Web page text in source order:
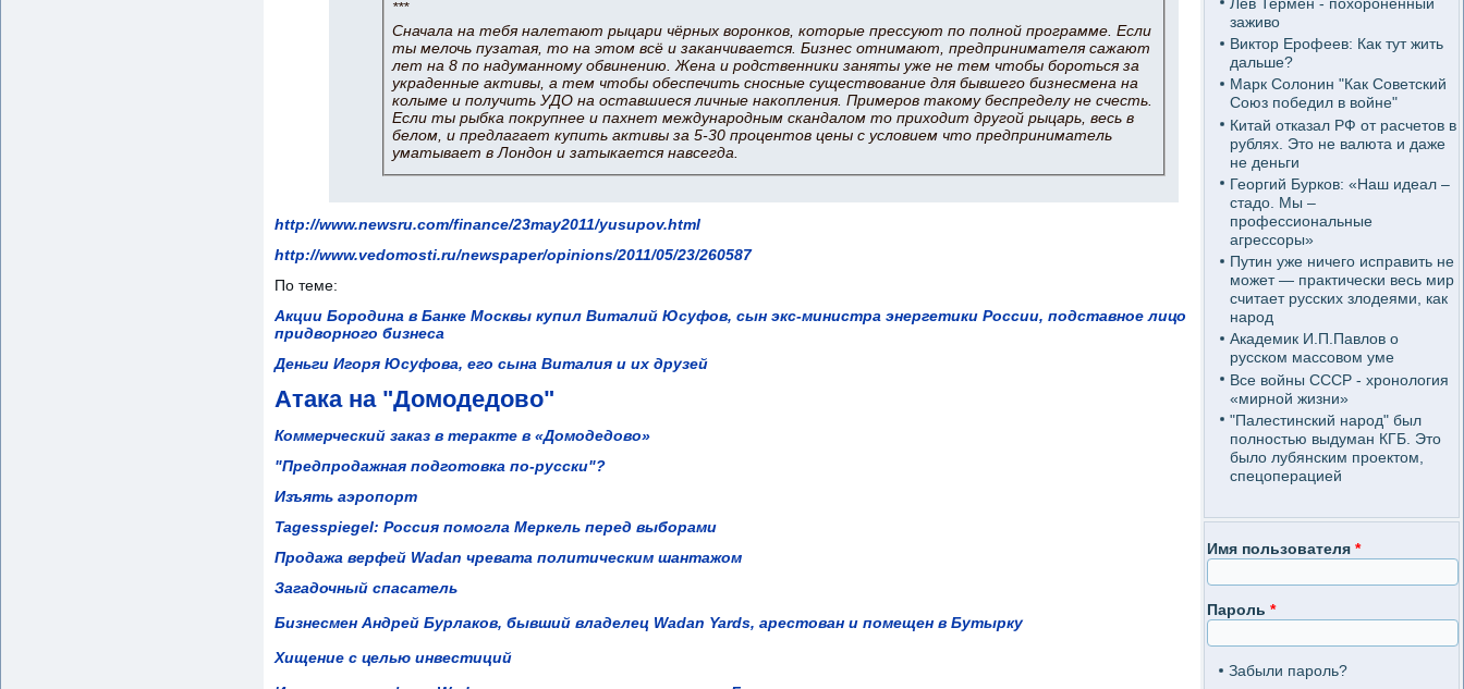
***
Сначала на тебя налетают рыцари чёрных воронков, которые прессуют по полной программе. Если
ты мелочь пузатая, то на этом всё и заканчивается. Бизнес отнимают, предпринимателя сажают
лет на 8 по надуманному обвинению. Жена и родственники заняты уже не тем чтобы бороться за
украденные активы, а тем чтобы обеспечить сносные существование для бывшего бизнесмена на
колыме и получить УДО на оставшиеся личные накопления. Примеров такому беспределу не счесть.
Если ты рыбка покрупнее и пахнет международным скандалом то приходит другой рыцарь, весь в
белом, и предлагает купить активы за 5-30 процентов цены с условием что предприниматель
уматывает в Лондон и затыкается навсегда.
http://www.newsru.com/finance/23may2011/yusupov.html
http://www.vedomosti.ru/newspaper/opinions/2011/05/23/260587
По теме:
Акции Бородина в Банке Москвы купил Виталий Юсуфов, сын экс-министра энергетики России, подставное лицо
придворного бизнеса
Деньги Игоря Юсуфова, его сына Виталия и их друзей
Атака на "Домодедово"
Коммерческий заказ в теракте в «Домодедово»
"Предпродажная подготовка по-русски"?
Изъять аэропорт
Tagesspiegel: Россия помогла Меркель перед выборами
Продажа верфей Wadan чревата политическим шантажом
Загадочный спасатель
Бизнесмен Андрей Бурлаков, бывший владелец Wadan Yards, арестован и помещен в Бутырку
Хищение с целью инвестиций
заживо
Виктор Ерофеев: Как тут жить
дальше?
Марк Солонин "Как Советский
Союз победил в войне"
Китай отказал РФ от расчетов в
рублях. Это не валюта и даже
не деньги
Георгий Бурков: «Наш идеал –
стадо. Мы –
профессиональные
агрессоры»
Путин уже ничего исправить не
может — практически весь мир
считает русских злодеями, как
народ
Академик И.П.Павлов о
русском массовом уме
Все войны СССР - хронология
«мирной жизни»
"Палестинский народ" был
полностью выдуман КГБ. Это
было лубянским проектом,
спецоперацией
Имя пользователя *
Пароль *
Забыли пароль?